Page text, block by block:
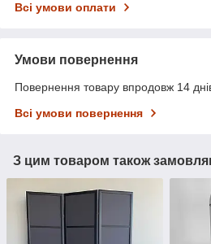
Всі умови оплати
Умови повернення
Повернення товару впродовж 14
Всі умови повернення
З цим товаром також